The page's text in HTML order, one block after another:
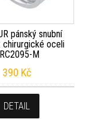
pánský snubní
chirurgické oceli
M
390 Kč
DETAIL